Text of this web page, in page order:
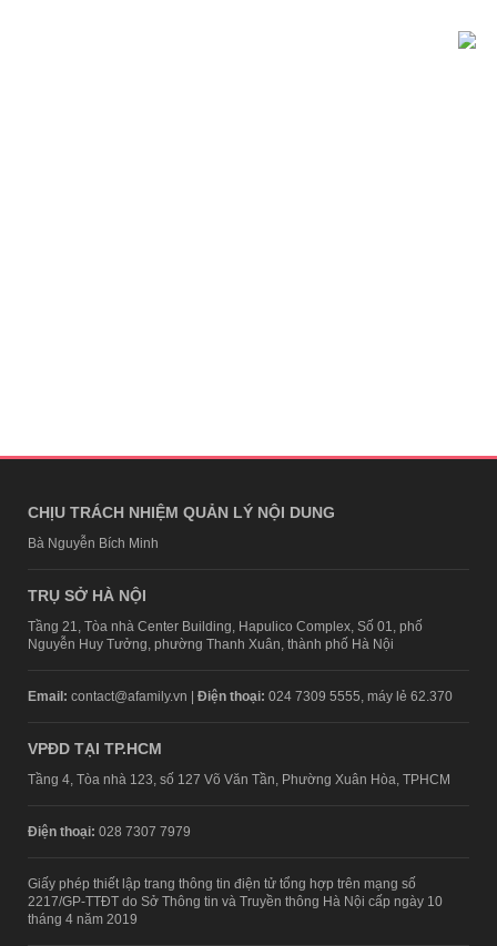
CHỊU TRÁCH NHIỆM QUẢN LÝ NỘI DUNG
Bà Nguyễn Bích Minh
TRỤ SỞ HÀ NỘI
Tầng 21, Tòa nhà Center Building, Hapulico Complex, Số 01, phố
Nguyễn Huy Tưởng, phường Thanh Xuân, thành phố Hà Nội
Email: contact@afamily.vn | Điện thoại: 024 7309 5555, máy lẻ 62.370
VPĐD TẠI TP.HCM
Tầng 4, Tòa nhà 123, số 127 Võ Văn Tần, Phường Xuân Hòa, TPHCM
Điện thoại: 028 7307 7979
Giấy phép thiết lập trang thông tin điện tử tổng hợp trên mạng số
2217/GP-TTĐT do Sở Thông tin và Truyền thông Hà Nội cấp ngày 10
tháng 4 năm 2019